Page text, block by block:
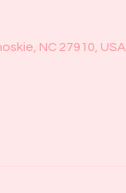
NC 27910, USA